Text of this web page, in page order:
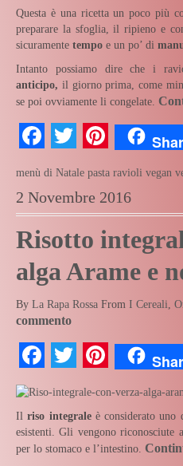
Questa è una ricetta un poco più
preparare la sfoglia, il ripieno e
sicuramente tempo e un po’ di
Intanto possiamo dire che i
anticipo, il giorno prima, come
se poi ovviamente li congelate.
Facebook
Twitter
menù di Natale pasta ravioli vegan
2 Novembre 2016
Risotto
alga Arame e
By La Rapa Rossa From I Cereali
commento
Facebook
Twitter
Ilriso integraleè considerato uno
esistenti. Gli vengono riconosciute
per lo stomaco e l’intestino.